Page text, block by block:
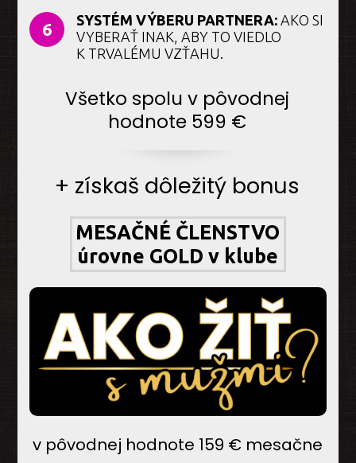
6 SYSTÉM VÝBERU PARTNERA: AKO SI
VYBERAŤ INAK, ABY TO VIEDLO
K TRVALÉMU VZŤAHU.
Všetko spolu v pôvodnej
hodnote 599 €
+ získaš dôležitý bonus
MESAČNÉ ČLENSTVO
úrovne GOLD v klube
v pôvodnej hodnote 159 € mesačne